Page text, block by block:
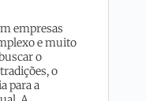
empresas
e muito
o
o
para a